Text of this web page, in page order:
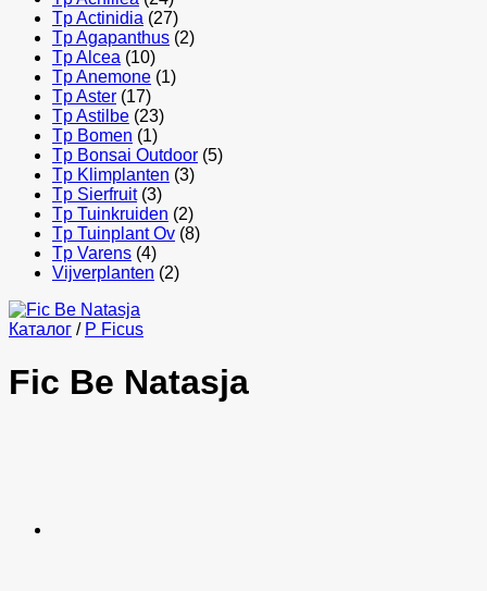
Tp Actinidia (27)
Tp Agapanthus (2)
Tp Alcea (10)
Tp Anemone (1)
Tp Aster (17)
Tp Astilbe (23)
Tp Bomen (1)
Tp Bonsai Outdoor (5)
Tp Klimplanten (3)
Tp Sierfruit (3)
Tp Tuinkruiden (2)
Tp Tuinplant Ov (8)
Tp Varens (4)
Vijverplanten (2)
Каталог / P Ficus
Fic Be Natasja